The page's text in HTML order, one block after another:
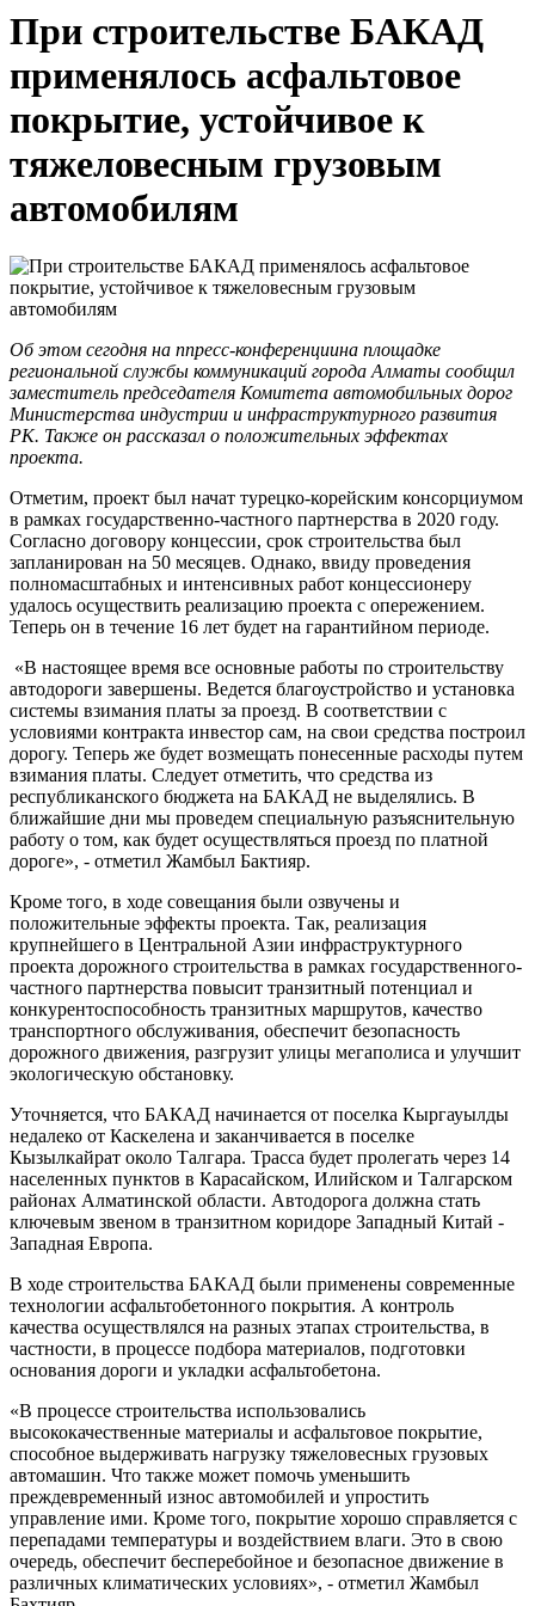
При строительстве БАКАД
применялось асфальтовое
покрытие, устойчивое к
тяжеловесным грузовым
автомобилям
Об этом сегодня на ппресс-конференциина площадке
региональной службы коммуникаций города Алматы сообщил
заместитель председателя Комитета автомобильных дорог
Министерства индустрии и инфраструктурного развития
РК. Также он рассказал о положительных эффектах
проекта.
Отметим, проект был начат турецко-корейским консорциумом
в рамках государственно-частного партнерства в 2020 году.
Согласно договору концессии, срок строительства был
запланирован на 50 месяцев. Однако, ввиду проведения
полномасштабных и интенсивных работ концессионеру
удалось осуществить реализацию проекта с опережением.
Теперь он в течение 16 лет будет на гарантийном периоде.
«В настоящее время все основные работы по строительству
автодороги завершены. Ведется благоустройство и установка
системы взимания платы за проезд. В соответствии с
условиями контракта инвестор сам, на свои средства построил
дорогу. Теперь же будет возмещать понесенные расходы путем
взимания платы. Следует отметить, что средства из
республиканского бюджета на БАКАД не выделялись. В
ближайшие дни мы проведем специальную разъяснительную
работу о том, как будет осуществляться проезд по платной
дороге», - отметил Жамбыл Бактияр.
Кроме того, в ходе совещания были озвучены и
положительные эффекты проекта. Так, реализация
крупнейшего в Центральной Азии инфраструктурного
проекта дорожного строительства в рамках государственного-
частного партнерства повысит транзитный потенциал и
конкурентоспособность транзитных маршрутов, качество
транспортного обслуживания, обеспечит безопасность
дорожного движения, разгрузит улицы мегаполиса и улучшит
экологическую обстановку.
Уточняется, что БАКАД начинается от поселка Кыргауылды
недалеко от Каскелена и заканчивается в поселке
Кызылкайрат около Талгара. Трасса будет пролегать через 14
населенных пунктов в Карасайском, Илийском и Талгарском
районах Алматинской области. Автодорога должна стать
ключевым звеном в транзитном коридоре Западный Китай -
Западная Европа.
В ходе строительства БАКАД были применены современные
технологии асфальтобетонного покрытия. А контроль
качества осуществлялся на разных этапах строительства, в
частности, в процессе подбора материалов, подготовки
основания дороги и укладки асфальтобетона.
«В процессе строительства использовались
высококачественные материалы и асфальтовое покрытие,
способное выдерживать нагрузку тяжеловесных грузовых
автомашин. Что также может помочь уменьшить
преждевременный износ автомобилей и упростить
управление ими. Кроме того, покрытие хорошо справляется с
перепадами температуры и воздействием влаги. Это в свою
очередь, обеспечит бесперебойное и безопасное движение в
различных климатических условиях», - отметил Жамбыл